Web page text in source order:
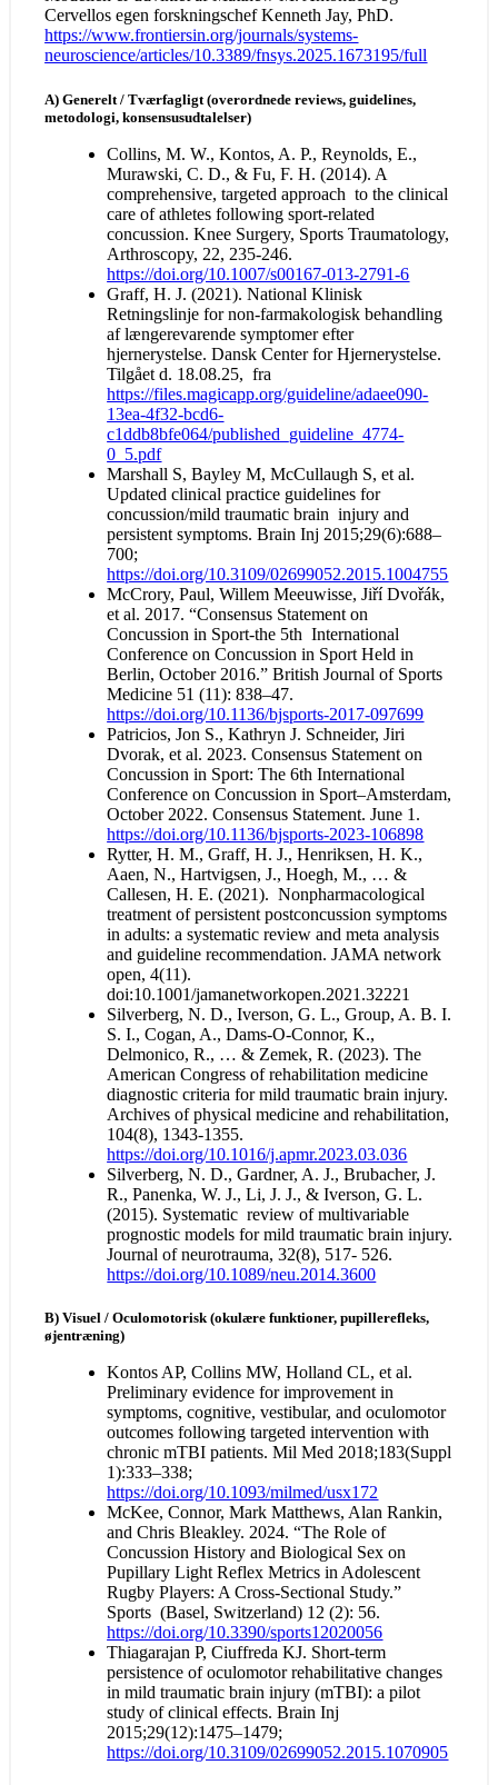
Cervellos egen forskningschef Kenneth Jay, PhD.
https://www.frontiersin.org/journals/systems-
neuroscience/articles/10.3389/fnsys.2025.1673195/full
A) Generelt / Tværfagligt (overordnede reviews, guidelines,
metodologi, konsensusudtalelser)
Collins, M. W., Kontos, A. P., Reynolds, E.,
Murawski, C. D., & Fu, F. H. (2014). A
comprehensive, targeted approach to the clinical
care of athletes following sport-related
concussion. Knee Surgery, Sports Traumatology,
Arthroscopy, 22, 235-246.
https://doi.org/10.1007/s00167-013-2791-6
Graff, H. J. (2021). National Klinisk
Retningslinje for non-farmakologisk behandling
af længerevarende symptomer efter
hjernerystelse. Dansk Center for Hjernerystelse.
Tilgået d. 18.08.25, fra
https://files.magicapp.org/guideline/adaee090-
13ea-4f32-bcd6-
c1ddb8bfe064/published_guideline_4774-
0_5.pdf
Marshall S, Bayley M, McCullaugh S, et al.
Updated clinical practice guidelines for
concussion/mild traumatic brain injury and
persistent symptoms. Brain Inj 2015;29(6):688–
700;
https://doi.org/10.3109/02699052.2015.1004755
McCrory, Paul, Willem Meeuwisse, Jiří Dvořák,
et al. 2017. “Consensus Statement on
Concussion in Sport-the 5th International
Conference on Concussion in Sport Held in
Berlin, October 2016.” British Journal of Sports
Medicine 51 (11): 838–47.
https://doi.org/10.1136/bjsports-2017-097699
Patricios, Jon S., Kathryn J. Schneider, Jiri
Dvorak, et al. 2023. Consensus Statement on
Concussion in Sport: The 6th International
Conference on Concussion in Sport–Amsterdam,
October 2022. Consensus Statement. June 1.
https://doi.org/10.1136/bjsports-2023-106898
Rytter, H. M., Graff, H. J., Henriksen, H. K.,
Aaen, N., Hartvigsen, J., Hoegh, M., … &
Callesen, H. E. (2021). Nonpharmacological
treatment of persistent postconcussion symptoms
in adults: a systematic review and meta analysis
and guideline recommendation. JAMA network
open, 4(11).
doi:10.1001/jamanetworkopen.2021.32221
Silverberg, N. D., Iverson, G. L., Group, A. B. I.
S. I., Cogan, A., Dams-O-Connor, K.,
Delmonico, R., … & Zemek, R. (2023). The
American Congress of rehabilitation medicine
diagnostic criteria for mild traumatic brain injury.
Archives of physical medicine and rehabilitation,
104(8), 1343-1355.
https://doi.org/10.1016/j.apmr.2023.03.036
Silverberg, N. D., Gardner, A. J., Brubacher, J.
R., Panenka, W. J., Li, J. J., & Iverson, G. L.
(2015). Systematic review of multivariable
prognostic models for mild traumatic brain injury.
Journal of neurotrauma, 32(8), 517- 526.
https://doi.org/10.1089/neu.2014.3600
B) Visuel / Oculomotorisk (okulære funktioner, pupillerefleks,
øjentræning)
Kontos AP, Collins MW, Holland CL, et al.
Preliminary evidence for improvement in
symptoms, cognitive, vestibular, and oculomotor
outcomes following targeted intervention with
chronic mTBI patients. Mil Med 2018;183(Suppl
1):333–338;
https://doi.org/10.1093/milmed/usx172
McKee, Connor, Mark Matthews, Alan Rankin,
and Chris Bleakley. 2024. “The Role of
Concussion History and Biological Sex on
Pupillary Light Reflex Metrics in Adolescent
Rugby Players: A Cross-Sectional Study.”
Sports (Basel, Switzerland) 12 (2): 56.
https://doi.org/10.3390/sports12020056
Thiagarajan P, Ciuffreda KJ. Short-term
persistence of oculomotor rehabilitative changes
in mild traumatic brain injury (mTBI): a pilot
study of clinical effects. Brain Inj
2015;29(12):1475–1479;
https://doi.org/10.3109/02699052.2015.1070905